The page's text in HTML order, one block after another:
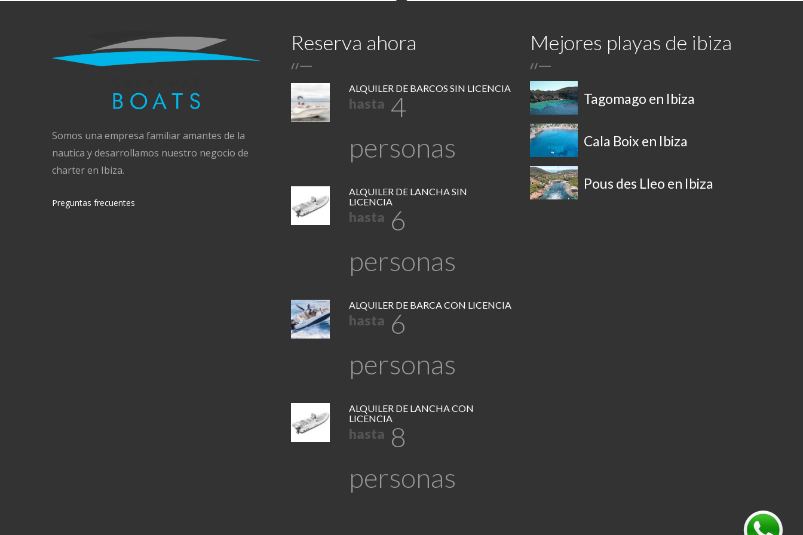
Somos una empresa familiar amantes de la
nautica y desarrollamos nuestro negocio de
charter en Ibiza.
Preguntas frecuentes
Reserva ahora
/ /
ALQUILER DE BARCOS SIN LICENCIA
hasta 4
personas
ALQUILER DE LANCHA SIN
LICENCIA
hasta 6
personas
ALQUILER DE BARCA CON LICENCIA
hasta 6
personas
ALQUILER DE LANCHA CON
LICENCIA
hasta 8
personas
Mejores playas de ibiza
/ /
Tagomago en Ibiza
Cala Boix en Ibiza
Pous des Lleo en Ibiza